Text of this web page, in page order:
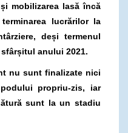
mobilizarea lasă încă
lucrărilor la
deși termenul
anului 2021.
nu sunt finalizate nici
propriu-zis, iar
sunt la un stadiu